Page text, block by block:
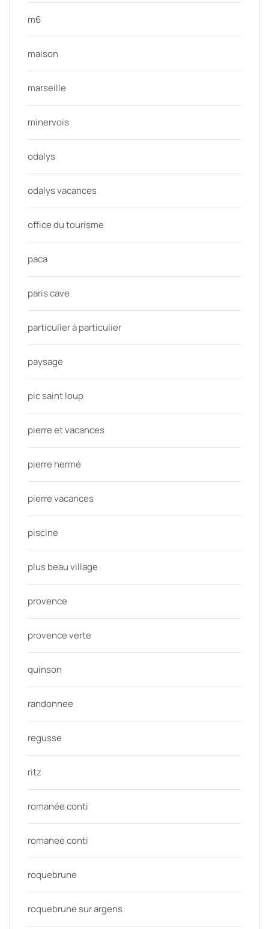
m6
maison
marseille
minervois
odalys
odalys vacances
office du tourisme
paca
paris cave
particulier à particulier
paysage
pic saint loup
pierre et vacances
pierre hermé
pierre vacances
piscine
plus beau village
provence
provence verte
quinson
randonnee
regusse
ritz
romanée conti
romanee conti
roquebrune
roquebrune sur argens